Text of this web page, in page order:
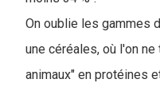
On oublie les gammes
une céréales, où l'on
animaux" en protéines